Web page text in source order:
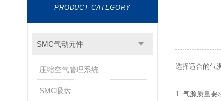
PRODUCT CATEGORY
SMC气动元件
压缩空气管理系统
SMC吸盘
选择适合的气
1. 气源质量要